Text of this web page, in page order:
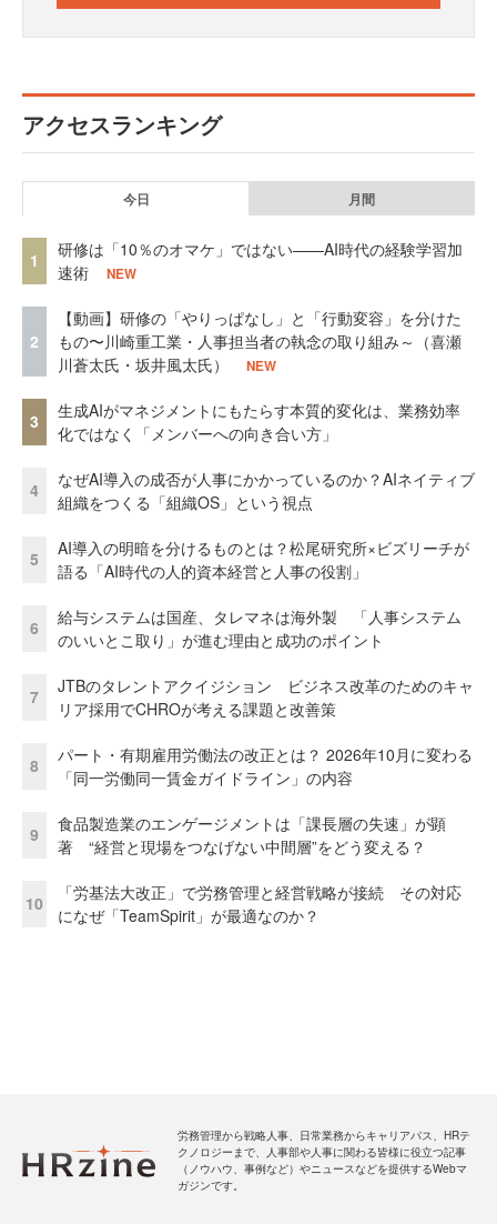
アクセスランキング
今日 月間
1
研修は「10％のオマケ」ではない——AI時代の経験学習加
速術
NEW
2
【動画】研修の「やりっぱなし」と「行動変容」を分けた
もの〜川崎重工業・人事担当者の執念の取り組み～（喜瀬
川蒼太氏・坂井風太氏）
NEW
3
生成AIがマネジメントにもたらす本質的変化は、業務効率
化ではなく「メンバーへの向き合い方」
4
なぜAI導入の成否が人事にかかっているのか？AIネイティブ
組織をつくる「組織OS」という視点
5
AI導入の明暗を分けるものとは？松尾研究所×ビズリーチが
語る「AI時代の人的資本経営と人事の役割」
6
給与システムは国産、タレマネは海外製 「人事システム
のいいとこ取り」が進む理由と成功のポイント
7
JTBのタレントアクイジション ビジネス改革のためのキャ
リア採用でCHROが考える課題と改善策
8
パート・有期雇用労働法の改正とは？ 2026年10月に変わる
「同一労働同一賃金ガイドライン」の内容
9
食品製造業のエンゲージメントは「課長層の失速」が顕
著 “経営と現場をつなげない中間層”をどう変える？
10
「労基法大改正」で労務管理と経営戦略が接続 その対応
になぜ「TeamSpirit」が最適なのか？
労務管理から戦略人事、日常業務からキャリアパス、HRテ
クノロジーまで、人事部や人事に関わる皆様に役立つ記事
（ノウハウ、事例など）やニュースなどを提供するWebマ
ガジンです。